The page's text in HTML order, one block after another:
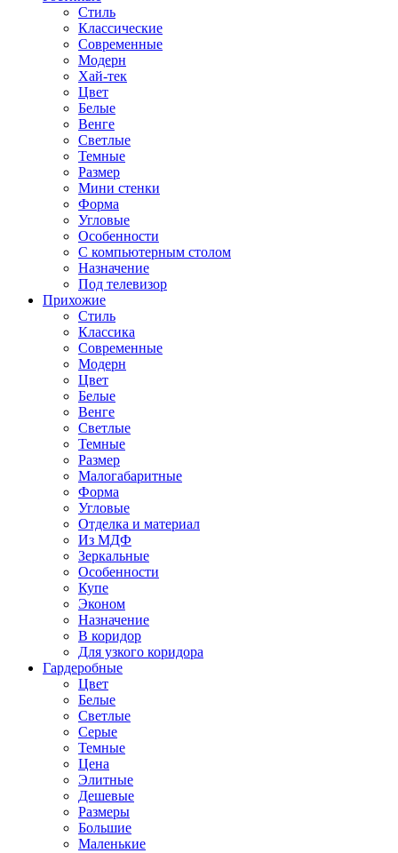
Стиль
Классические
Современные
Модерн
Хай-тек
Цвет
Белые
Венге
Светлые
Темные
Размер
Мини стенки
Форма
Угловые
Особенности
С компьютерным столом
Назначение
Под телевизор
Прихожие
Стиль
Классика
Современные
Модерн
Цвет
Белые
Венге
Светлые
Темные
Размер
Малогабаритные
Форма
Угловые
Отделка и материал
Из МДФ
Зеркальные
Особенности
Купе
Эконом
Назначение
В коридор
Для узкого коридора
Гардеробные
Цвет
Белые
Светлые
Серые
Темные
Цена
Элитные
Дешевые
Размеры
Большие
Маленькие